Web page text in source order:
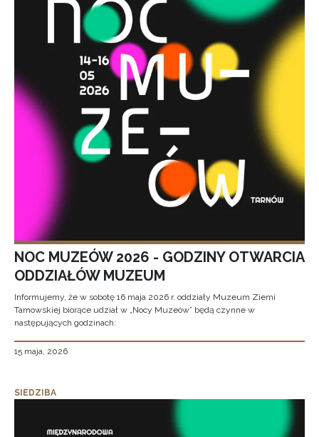
NOC MUZEÓW 2026 - GODZINY OTWARCIA
ODDZIAŁÓW MUZEUM
Informujemy, że w sobotę 16 maja 2026 r. oddziały Muzeum Ziemi
Tarnowskiej biorące udział w „Nocy Muzeów” będą czynne w
następujących godzinach:
15 maja, 2026
SIEDZIBA